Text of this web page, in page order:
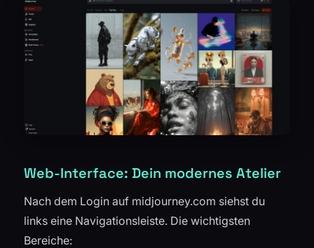
Web-Interface: Dein modernes Atelier
Nach dem Login auf midjourney.com siehst du
links eine Navigationsleiste. Die wichtigsten
Bereiche: